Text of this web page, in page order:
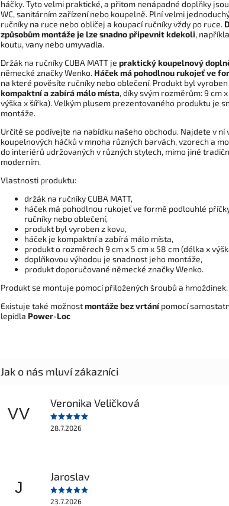
háčky. Tyto velmi praktické, a přitom nenápadné doplňky
WC, sanitárním zařízení nebo koupelně. Plní velmi
ručníky na ruce nebo obličej a koupací ručníky vždy po ruce.
způsobům montáže je lze snadno připevnit kdekoli,
koutu, vany nebo umyvadla.
Držák na ručníky CUBA MATT je praktický koupelnový
německé značky Wenko. Háček má pohodlnou rukojeť ve
na které pověsíte ručníky nebo oblečení. Produkt byl vyroben
kompaktní a zabírá málo místa, díky svým rozměrům: 9 cm
výška x šířka). Velkým plusem prezentovaného produktu je
montáže.
Určitě se podívejte na nabídku našeho obchodu. Najdete v ní
koupelnových háčků v mnoha různých barvách, vzorech a
do interiérů udržovaných v různých stylech, mimo jiné
moderním.
Vlastnosti produktu:
držák na ručníky CUBA MATT,
háček má pohodlnou rukojeť ve formě podlouhlé
ručníky nebo oblečení,
produkt byl vyroben z kovu,
háček je kompaktní a zabírá málo místa,
produkt o rozměrech 9 cm x 5 cm x 58 cm (délka x
doplňkovou výhodou je snadnost jeho montáže,
produkt doporučované německé značky Wenko.
Produkt se montuje pomocí přiložených šroubů a hmoždinek.
Existuje také možnostmontáže bez vrtánípomocí
lepidla Power-Loc
VV
Veronika Veličková
28.7.2026
J
Jaroslav
23.7.2026